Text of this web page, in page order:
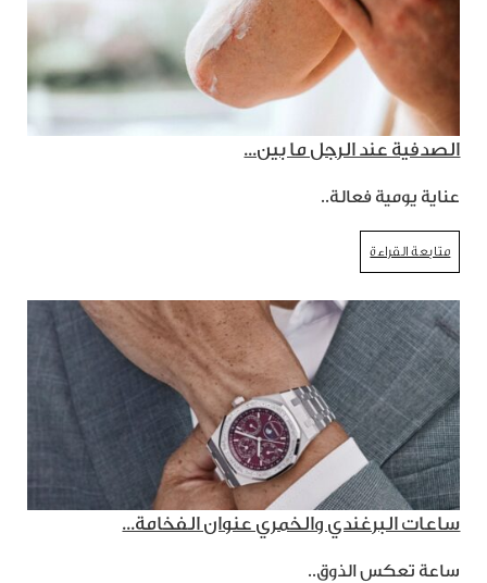
الصدفية عند الرجل ما بين...
عناية يومية فعالة..
متابعة القراءة
ساعات البرغندي والخمري عنوان الفخامة...
ساعة تعكس الذوق..